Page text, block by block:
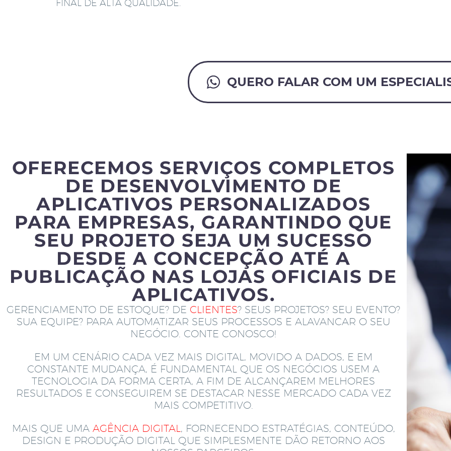
FINAL DE ALTA QUALIDADE.
QUERO FALAR COM UM
OFERECEMOS SERVIÇOS COMPLETOS
DE DESENVOLVIMENTO DE
APLICATIVOS PERSONALIZADOS
PARA EMPRESAS, GARANTINDO QUE
SEU PROJETO SEJA UM SUCESSO
DESDE A CONCEPÇÃO ATÉ A
PUBLICAÇÃO NAS LOJAS OFICIAIS DE
APLICATIVOS.
GERENCIAMENTO DE ESTOQUE? DE CLIENTES? SEUS PROJETOS? SEU EVENTO?
SUA EQUIPE? PARA AUTOMATIZAR SEUS PROCESSOS E ALAVANCAR O SEU
NEGÓCIO. CONTE CONOSCO!
EM UM CENÁRIO CADA VEZ MAIS DIGITAL, MOVIDO A DADOS, E EM
CONSTANTE MUDANÇA, É FUNDAMENTAL QUE OS NEGÓCIOS USEM A
TECNOLOGIA DA FORMA CERTA, A FIM DE ALCANÇAREM MELHORES
RESULTADOS E CONSEGUIREM SE DESTACAR NESSE MERCADO CADA VEZ
MAIS COMPETITIVO.
MAIS QUE UMA AGÊNCIA DIGITAL, FORNECENDO ESTRATÉGIAS, CONTEÚDO,
DESIGN E PRODUÇÃO DIGITAL QUE SIMPLESMENTE DÃO RETORNO AOS